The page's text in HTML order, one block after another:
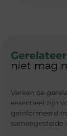
niet mag
Verken de
essentieel zijn
geïnformeerd
samengestelde